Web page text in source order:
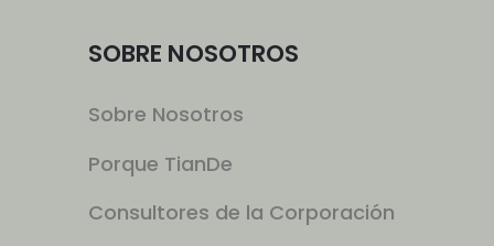
SOBRE NOSOTROS
Sobre Nosotros
Porque TianDe
Consultores de la Corporación